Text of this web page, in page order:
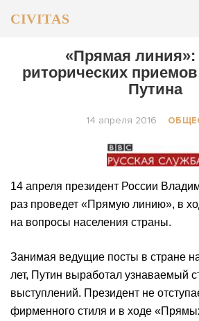
CIVITAS
ОБЩЕСТВО
«Прямая линия»:
риторических
Путина
14 апреля 2016
14 апреля президент России
раз проведет «Прямую линию», в
на вопросы населения страны.
Занимая ведущие посты в стране
лет, Путин выработал узнаваемый
выступлений. Президент не
фирменного стиля и в ходе